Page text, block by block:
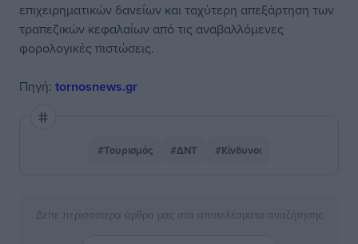
επιχειρηματικών δανείων και ταχύτερη απεξάρτηση των
τραπεζικών κεφαλαίων από τις αναβαλλόμενες
φορολογικές πιστώσεις.
Πηγή: tornosnews.gr
#Τουρισμός #ΔΝΤ #Κίνδυνοι
Δείτε περισσότερα άρθρα μας στα αποτελέσματα αναζήτησης